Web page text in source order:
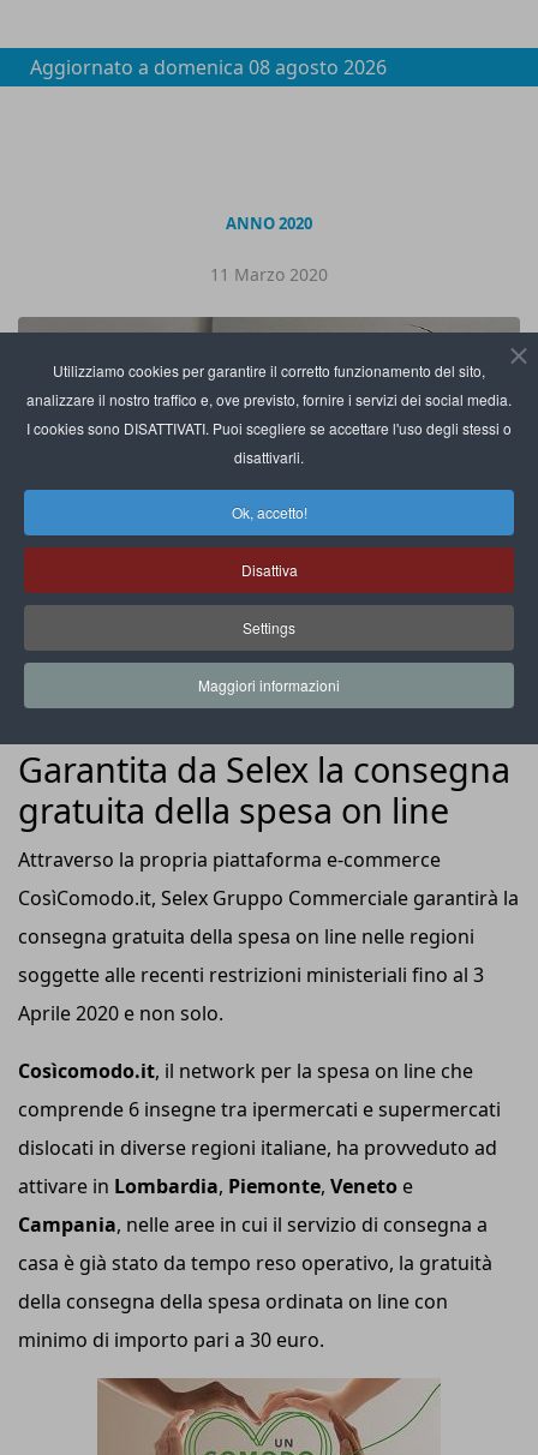
Utilizziamo cookies per garantire il corretto funzionamento del sito,
analizzare il nostro traffico e, ove previsto, fornire i servizi dei social media.
I cookies sono DISATTIVATI. Puoi scegliere se accettare l'uso degli stessi o
disattivarli.
Ok, accetto!
Disattiva
Settings
Maggiori informazioni
Aggiornato a domenica 08 agosto 2026
ANNO 2020
11 Marzo 2020
Garantita da Selex la consegna
gratuita della spesa on line
Attraverso la propria piattaforma e-commerce
CosìComodo.it, Selex Gruppo Commerciale garantirà la
consegna gratuita della spesa on line nelle regioni
soggette alle recenti restrizioni ministeriali fino al 3
Aprile 2020 e non solo.
Cosìcomodo.it, il network per la spesa on line che
comprende 6 insegne tra ipermercati e supermercati
dislocati in diverse regioni italiane, ha provveduto ad
attivare in Lombardia, Piemonte, Veneto e
Campania, nelle aree in cui il servizio di consegna a
casa è già stato da tempo reso operativo, la gratuità
della consegna della spesa ordinata on line con
minimo di importo pari a 30 euro.